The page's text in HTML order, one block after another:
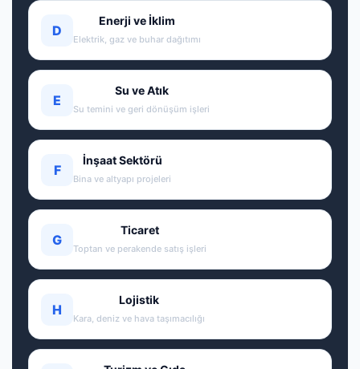
D
Enerji ve İklim
Elektrik, gaz ve buhar dağıtımı
E
Su ve Atık
Su temini ve geri dönüşüm işleri
F
İnşaat Sektörü
Bina ve altyapı projeleri
G
Ticaret
Toptan ve perakende satış işleri
H
Lojistik
Kara, deniz ve hava taşımacılığı